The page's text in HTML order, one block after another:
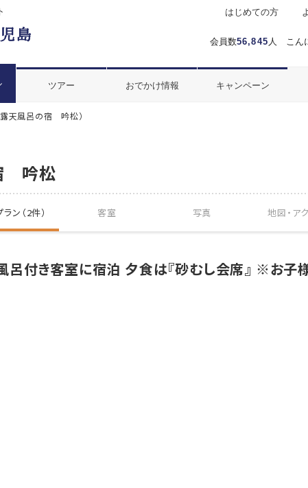
会員数56,845 人 こん
はじめての方
ツアー おでかけ情報 キャンペーン
露天風呂の宿 吟松）
吟松
ン（2件） 客室 写真 地図・ ア
呂付き客室に宿泊 夕食は『砂むし会席』 ※お子